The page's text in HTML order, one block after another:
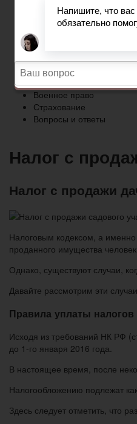
Вопросы и ответы
Главная
Возврат товаров
Банкротство
Военное право
Страхование
Вопросы и ответы
Налог с
Налог с продажи
Налоговым кодексом, а именно
проданного имущества
Однако, существуют случаи,
Давайте рассмотрим эти
Правила уплаты
Исходя из требований НК РФ
до 1-го января 2016 года.
В настоящее время, после
Налогообложению подлежат
Здесь следует отметить, что